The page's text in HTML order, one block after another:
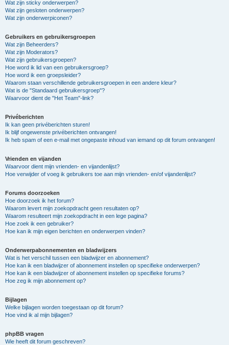
Wat zijn sticky onderwerpen?
Wat zijn gesloten onderwerpen?
Wat zijn onderwerpiconen?
Gebruikers en gebruikersgroepen
Wat zijn Beheerders?
Wat zijn Moderators?
Wat zijn gebruikersgroepen?
Hoe word ik lid van een gebruikersgroep?
Hoe word ik een groepsleider?
Waarom staan verschillende gebruikersgroepen in een andere kleur?
Wat is de "Standaard gebruikersgroep"?
Waarvoor dient de "Het Team"-link?
Privéberichten
Ik kan geen privéberichten sturen!
Ik blijf ongewenste privéberichten ontvangen!
Ik heb spam of een e-mail met ongepaste inhoud van iemand op dit forum ontvangen!
Vrienden en vijanden
Waarvoor dient mijn vrienden- en vijandenlijst?
Hoe verwijder of voeg ik gebruikers toe aan mijn vrienden- en/of vijandenlijst?
Forums doorzoeken
Hoe doorzoek ik het forum?
Waarom levert mijn zoekopdracht geen resultaten op?
Waarom resulteert mijn zoekopdracht in een lege pagina?
Hoe zoek ik een gebruiker?
Hoe kan ik mijn eigen berichten en onderwerpen vinden?
Onderwerpabonnementen en bladwijzers
Wat is het verschil tussen een bladwijzer en abonnement?
Hoe kan ik een bladwijzer of abonnement instellen op specifieke onderwerpen?
Hoe kan ik een bladwijzer of abonnement instellen op specifieke forums?
Hoe zeg ik mijn abonnement op?
Bijlagen
Welke bijlagen worden toegestaan op dit forum?
Hoe vind ik al mijn bijlagen?
phpBB vragen
Wie heeft dit forum geschreven?